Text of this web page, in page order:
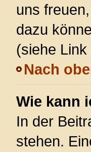
uns
dazu
(siehe
Nach
Wie kann
In der
stehen.